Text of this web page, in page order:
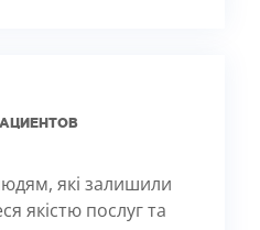
які залишили
якістю послуг та